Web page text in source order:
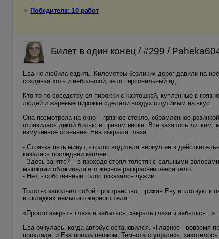
Победители: 10 работ
Билет в один конец / #299 /
Ева не любила ездить. Километры безликих дорог давили на
создавая хоть и небольшой, зато персональный ад.
Кто-то по соседству ел пирожки с картошкой, купленные в
людей и жареные пирожки сделали воздух ощутимым на вкус.
Она посмотрела на окно – грязное стекло, обрамленное
отразилась дикой болью в правом виске. Все казалось
измученное сознание. Ева закрыла глаза.
- Стоянка пять минут, - голос водителя вернул её в
казалась последней каплей.
- Здесь занято? – в проходе стоял толстяк с сальными
мышками обтягивала его жирное раскрасневшееся тело.
- Нет, - собственный голос показался чужим.
Толстяк заполнил собой пространство, прижав Еву вплотную к
в складках немытого жирного тела.
«Просто закрыть глаза и забыться, закрыть глаза и забыться...».
Ева очнулась, когда автобус остановился. «Главное -
прохлада, и Ева пошла пешком. Темнота сгущалась,